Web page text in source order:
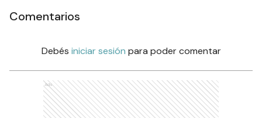
Comentarios
Debés iniciar sesión para poder comentar
Ads